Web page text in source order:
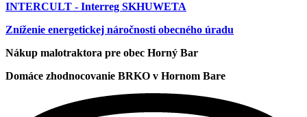
INTERCULT - Interreg SKHUWETA
Zníženie energetickej náročnosti obecného úradu
Nákup malotraktora pre obec Horný Bar
Domáce zhodnocovanie BRKO v Hornom Bare